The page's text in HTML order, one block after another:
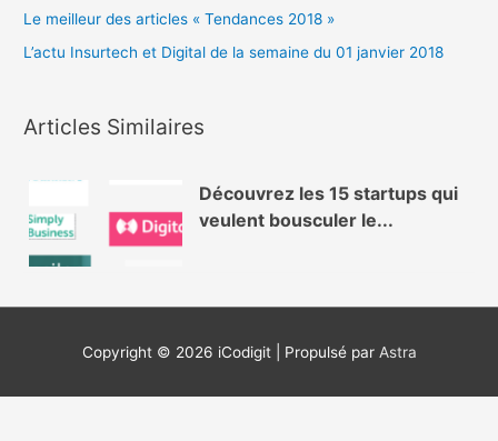
Le meilleur des articles « Tendances 2018 »
L’actu Insurtech et Digital de la semaine du 01 janvier 2018
Articles Similaires
Découvrez les 15 startups qui
veulent bousculer le...
Copyright © 2026 iCodigit| Propulsé par Astra